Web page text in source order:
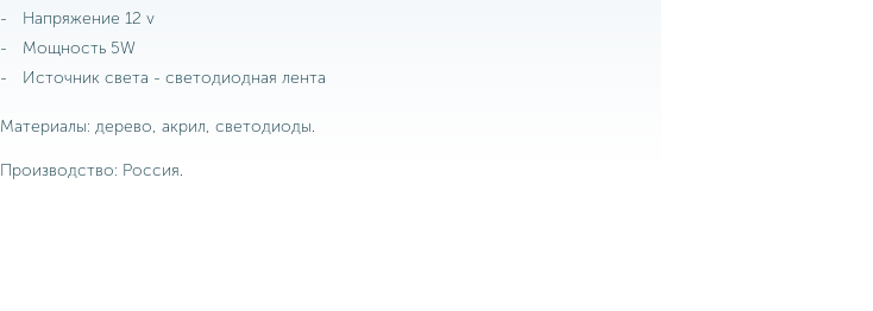
Напряжение 12 v
Мощность 5W
Источник света - светодиодная лента
Материалы: дерево, акрил, светодиоды.
Производство: Россия.